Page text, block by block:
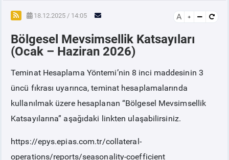
SPOT ELEKTRİK PİYASALARI
ÖRNEK FİNANS BELGELERİ
VADELİ ELEKTRİK PİYASASI
PİYASA KAYITSÜRECİ
18.12.2025 / 14:05 A
Bölgesel Mevsimsellik Katsayıları
(Ocak – Haziran 2026)
Teminat Hesaplama Yöntemi’nin 8 inci maddesinin 3
üncü fıkrası uyarınca, teminat hesaplamalarında
kullanılmak üzere hesaplanan “Bölgesel Mevsimsellik
Katsayılarına” aşağıdaki linkten ulaşabilirsiniz.
https://epys.epias.com.tr/collateral-
operations/reports/seasonality-coefficient